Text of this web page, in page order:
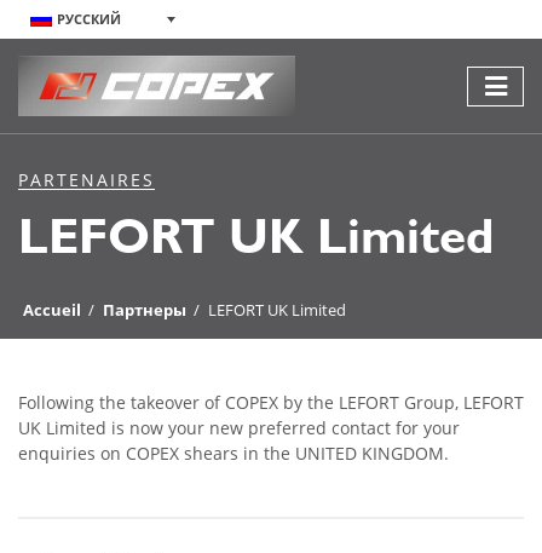
РУССКИЙ
PARTENAIRES
LEFORT UK Limited
Accueil / Партнеры / LEFORT UK Limited
Following the takeover of COPEX by the LEFORT Group, LEFORT
UK Limited is now your new preferred contact for your
enquiries on COPEX shears in the UNITED KINGDOM.